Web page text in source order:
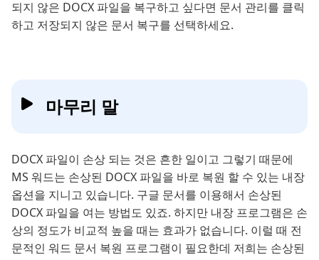
되지 않은 DOCX 파일을 복구하고 싶다면 문서 관리를 클릭
하고 저장되지 않은 문서 복구를 선택하세요.
마무리 말
DOCX 파일이 손상 되는 것은 흔한 일이고 그렇기 때문에
MS 워드는 손상된 DOCX 파일을 바로 복원 할 수 있는 내장
옵션을 지니고 있습니다. 구글 문서를 이용해서 손상된
DOCX 파일을 여는 방법도 있죠. 하지만 내장 프로그램은 손
상의 정도가 비교적 높을 때는 효과가 없습니다. 이럴 때 전
문적인 워드 문서 복원 프로그램이 필요한데 저희는 손상된